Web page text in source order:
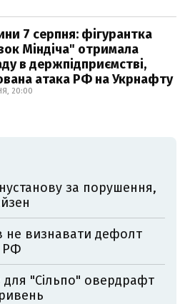
7 серпня: фігурантка
Міндіча" отримала
в держпідприємстві,
атака РФ на Укрнафту
20:00
за порушення,
не визнавати дефолт
РФ
"Сільпо" овердрафт